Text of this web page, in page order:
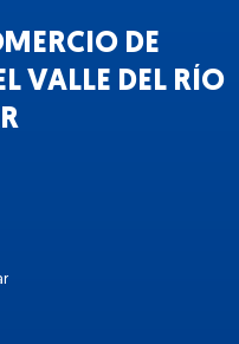
DE
VALLE DEL RÍO